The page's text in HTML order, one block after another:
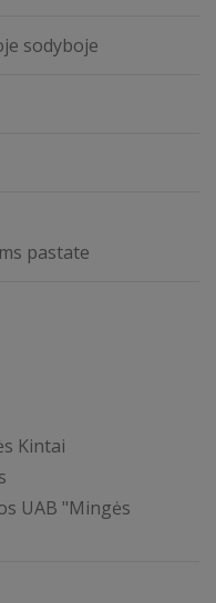
sodyboje
pastate
Kintai
UAB "Mingės